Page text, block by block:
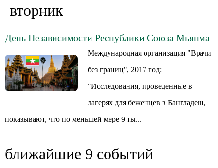
вторник
День Независимости Республики Союза Мьянма
Международная организация "Врачи
без границ", 2017 год:
"Исследования, проведенные в
лагерях для беженцев в Бангладеш,
показывают, что по меньшей мере 9 ты...
ближайшие 9 событий